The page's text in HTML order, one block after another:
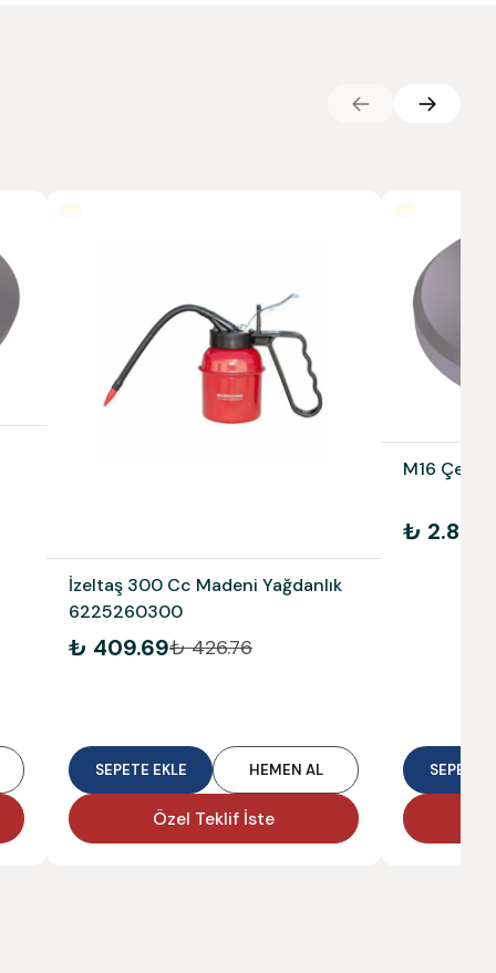
İzeltaş 300 Cc Madeni Yağdanlık
6225260300
₺ 409.69₺ 426.76
SEPETE EKLE HEMEN AL
Özel Teklif İste
M16 Çelik
₺ 2.89
SEPETE